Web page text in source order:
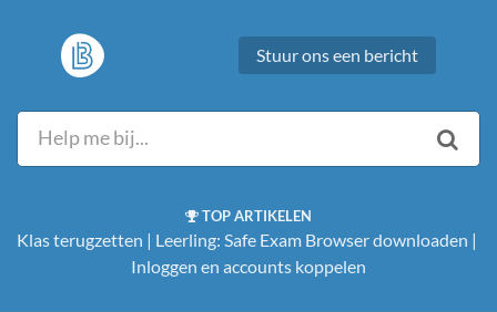
Stuur ons een bericht
TOP ARTIKELEN
Klas terugzetten ​ | ​ Leerling: Safe Exam Browser downloaden ​ | ​
Inloggen en accounts koppelen